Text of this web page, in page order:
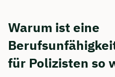
Warum ist eine
für Polizisten so